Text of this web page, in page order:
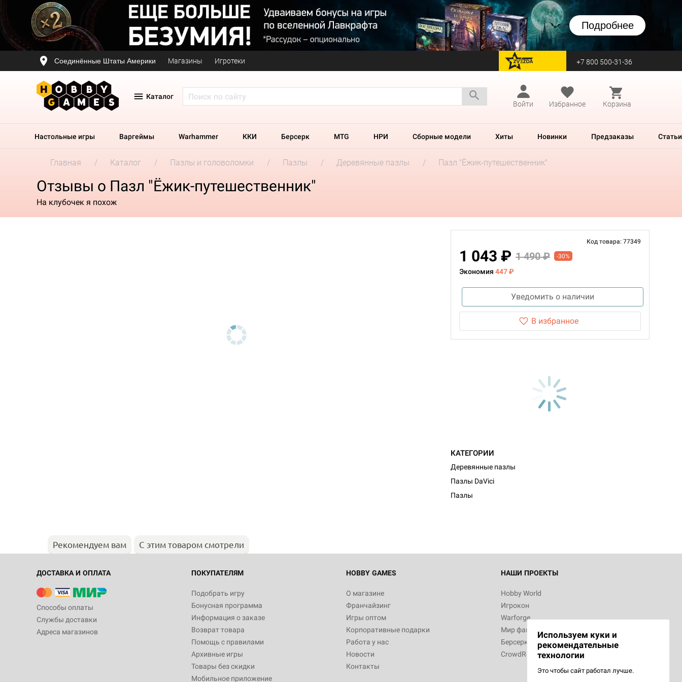
Подробнее
Соединённые Штаты Америки Магазины Игротеки перейти на Zvezda +7 800 500-31-36
Каталог
Войти
Избранное Корзина
Настольные игры Варгеймы Warhammer ККИ Берсерк MTG НРИ Сборные модели Хиты Новинки Предзаказы Статьи
Главная Каталог Пазлы и головоломки Пазлы Деревянные пазлы Пазл "Ёжик-путешественник"
Отзывы о Пазл "Ёжик-путешественник"
На клубочек я похож
Код товара: 77349
1 043 ₽ 1 490 ₽ -30%
Экономия 447 ₽
Уведомить о наличии
В избранное
КАТЕГОРИИ
Деревянные пазлы
Пазлы DaVici
Пазлы
Рекомендуем вам С этим товаром смотрели
ДОСТАВКА И ОПЛАТА
Способы оплаты
Службы доставки
Адреса магазинов
ПОКУПАТЕЛЯМ
Подобрать игру
Бонусная программа
Информация о заказе
Возврат товара
Помощь с правилами
Архивные игры
Товары без скидки
Мобильное приложение
HOBBY GAMES
О магазине
Франчайзинг
Игры оптом
Корпоративные подарки
Работа у нас
Новости
Контакты
НАШИ ПРОЕКТЫ
Hobby World
Игрокон
Warforge
Мир фантастики
Берсерк
CrowdRepublic
Используем куки и
рекомендательные
технологии
Это чтобы сайт работал лучше.